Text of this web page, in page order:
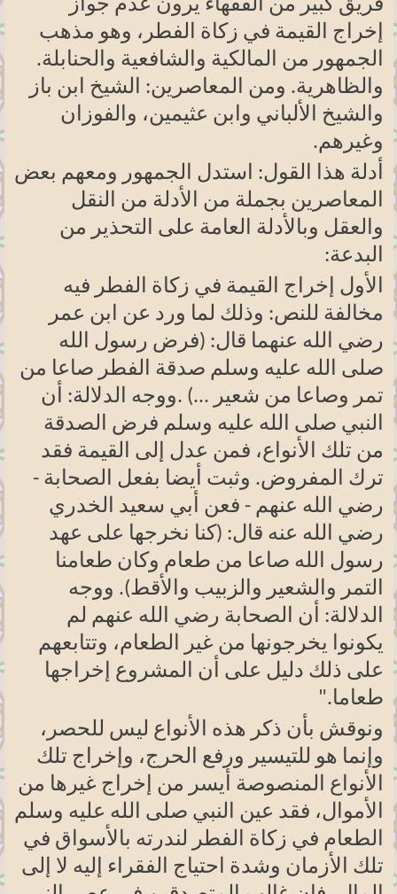
فريق كبير من الفقهاء يرون عدم جواز
إخراج القيمة في زكاة الفطر، وهو مذهب
الجمهور من المالكية والشافعية والحنابلة.
والظاهرية. ومن المعاصرين: الشيخ ابن باز
والشيخ الألباني وابن عثيمين، والفوزان
وغيرهم.
أدلة هذا القول: استدل الجمهور ومعهم بعض
المعاصرين بجملة من الأدلة من النقل
والعقل وبالأدلة العامة على التحذير من
البدعة:
الأول إخراج القيمة في زكاة الفطر فيه
مخالفة للنص: وذلك لما ورد عن ابن عمر
رضي الله عنهما قال: (فرض رسول الله
صلى الله عليه وسلم صدقة الفطر صاعا من
تمر وصاعا من شعير ...) .ووجه الدلالة: أن
النبي صلى الله عليه وسلم فرض الصدقة
من تلك الأنواع، فمن عدل إلى القيمة فقد
ترك المفروض. وثبت أيضا بفعل الصحابة -
رضي الله عنهم - فعن أبي سعيد الخدري
رضي الله عنه قال: (كنا نخرجها على عهد
رسول الله صاعا من طعام وكان طعامنا
التمر والشعير والزبيب والأقط). ووجه
الدلالة: أن الصحابة رضي الله عنهم لم
يكونوا يخرجونها من غير الطعام، وتتابعهم
على ذلك دليل على أن المشروع إخراجها
طعاما".
ونوقش بأن ذكر هذه الأنواع ليس للحصر،
وإنما هو للتيسير ورفع الحرج، وإخراج تلك
الأنواع المنصوصة أيسر من إخراج غيرها من
الأموال، فقد عين النبي صلى الله عليه وسلم
الطعام في زكاة الفطر لندرته بالأسواق في
تلك الأزمان وشدة احتياج الفقراء إليه لا إلى